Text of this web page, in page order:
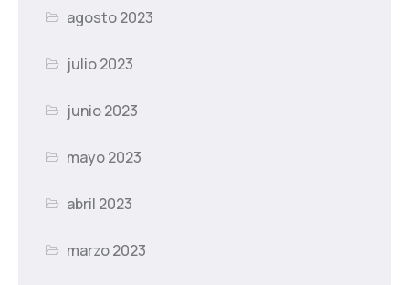
agosto 2023
julio 2023
junio 2023
mayo 2023
abril 2023
marzo 2023